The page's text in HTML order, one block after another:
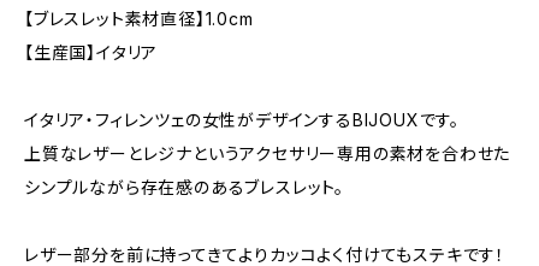
【ブレスレット素材直径】1.0cm
【生産国】イタリア
イタリア・フィレンツェの女性がデザインするBIJOUXです。
上質なレザーとレジナというアクセサリー専用の素材を合わせた
シンプルながら存在感のあるブレスレット。
レザー部分を前に持ってきてよりカッコよく付けてもステキです！